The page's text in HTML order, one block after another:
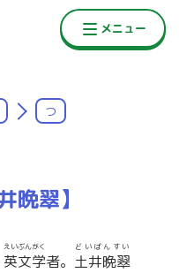
つ
晩翠】
英文学
えいぶんがく
者。 土井晩翠
どいばんすい